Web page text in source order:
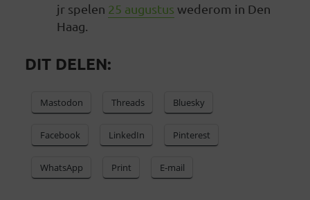
jr spelen 25 augustus wederom in Den
Haag.
DIT DELEN:
Mastodon Threads Bluesky
Facebook LinkedIn Pinterest
WhatsApp Print E-mail